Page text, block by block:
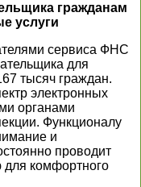
гражданам
услуги
сервиса ФНС
для
тысяч граждан.
электронных
органами
Функционалу
и
проводит
для комфортного